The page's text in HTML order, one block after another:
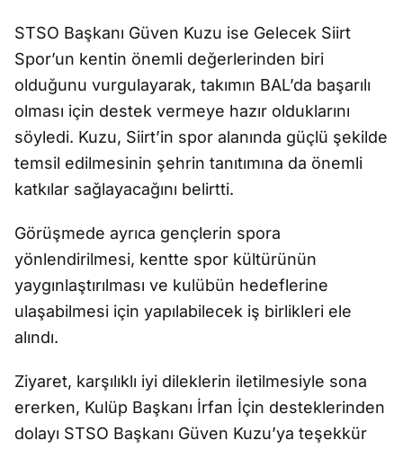
STSO Başkanı Güven Kuzu ise Gelecek Siirt
Spor’un kentin önemli değerlerinden biri
olduğunu vurgulayarak, takımın BAL’da başarılı
olması için destek vermeye hazır olduklarını
söyledi. Kuzu, Siirt’in spor alanında güçlü şekilde
temsil edilmesinin şehrin tanıtımına da önemli
katkılar sağlayacağını belirtti.
Görüşmede ayrıca gençlerin spora
yönlendirilmesi, kentte spor kültürünün
yaygınlaştırılması ve kulübün hedeflerine
ulaşabilmesi için yapılabilecek iş birlikleri ele
alındı.
Ziyaret, karşılıklı iyi dileklerin iletilmesiyle sona
ererken, Kulüp Başkanı İrfan İçin desteklerinden
dolayı STSO Başkanı Güven Kuzu’ya teşekkür